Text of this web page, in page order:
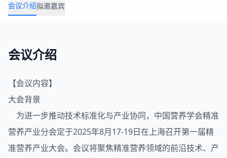
会议介绍拟邀嘉宾
会议介绍
【会议内容】
大会背景
为进一步推动技术标准化与产业协同，中国营养学会精准
营养产业分会定于2025年8月17-19日在上海召开第一届精
准营养产业大会。会议将聚焦精准营养领域的前沿技术、产